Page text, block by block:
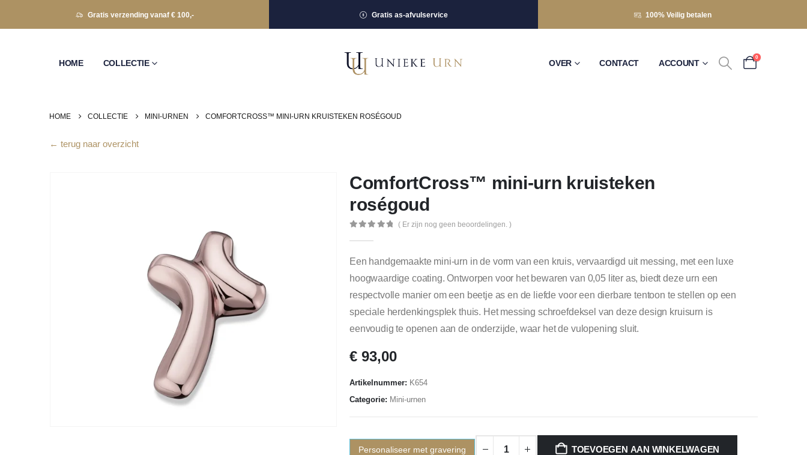
Gratis verzending vanaf € 100,- Gratis as-afvulservice 100% Veilig betalen
HOME COLLECTIE OVER CONTACT ACCOUNT
0
HOME COLLECTIE MINI-URNEN COMFORTCROSS™ MINI-URN KRUISTEKEN ROSÉGOUD
← terug naar overzicht
ComfortCross™ mini-urn kruisteken
roségoud
( Er zijn nog geen beoordelingen. )
Een handgemaakte mini-urn in de vorm van een kruis, vervaardigd uit messing, met een luxe
hoogwaardige coating. Ontworpen voor het bewaren van 0,05 liter as, biedt deze urn een
respectvolle manier om een beetje as en de liefde voor een dierbare tentoon te stellen op een
speciale herdenkingsplek thuis. Het messing schroefdeksel van deze design kruisurn is
eenvoudig te openen aan de onderzijde, waar het de vulopening sluit.
€ 93,00
Artikelnummer: K654
Categorie: Mini-urnen
Personaliseer met gravering TOEVOEGEN AAN WINKELWAGEN